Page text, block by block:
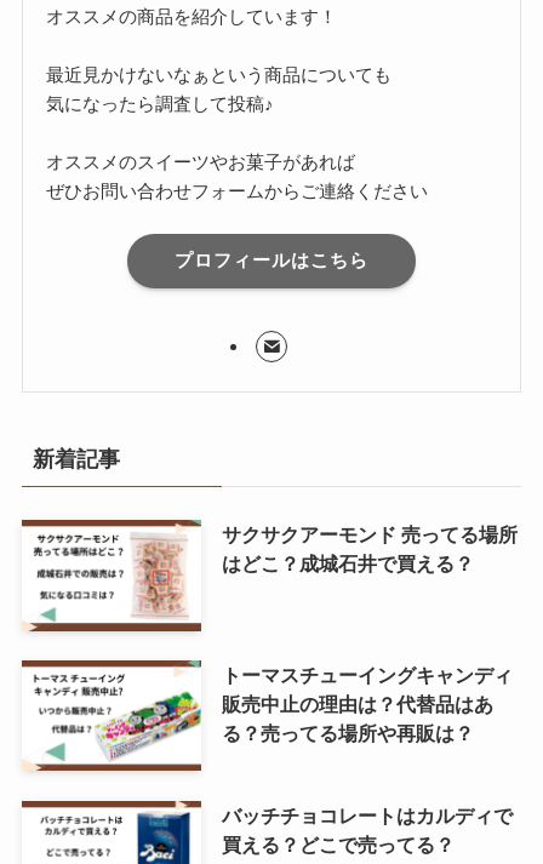
オススメの商品を紹介しています！
最近見かけないなぁという商品についても
気になったら調査して投稿♪
オススメのスイーツやお菓子があれば
ぜひお問い合わせフォームからご連絡ください
プロフィールはこちら
新着記事
サクサクアーモンド 売ってる場所
はどこ？成城石井で買える？
トーマスチューイングキャンディ
販売中止の理由は？代替品はあ
る？売ってる場所や再販は？
バッチチョコレートはカルディで
買える？どこで売ってる？